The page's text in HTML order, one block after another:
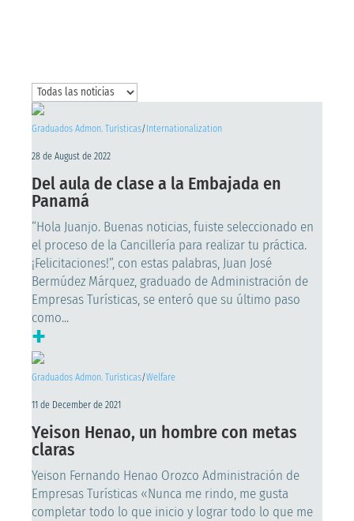
Graduados Admon. Turísticas/ Internationalization
28 de August de 2022
Del aula de clase a la Embajada en
Panamá
“Hola Juanjo. Buenas noticias, fuiste seleccionado en
el proceso de la Cancillería para realizar tu práctica.
¡Felicitaciones!”, con estas palabras, Juan José
Bermúdez Márquez, graduado de Administración de
Empresas Turísticas, se enteró que su último paso
como...
+
Graduados Admon. Turísticas/Welfare
11 de December de 2021
Yeison Henao, un hombre con metas
claras
Yeison Fernando Henao Orozco Administración de
Empresas Turísticas «Nunca me rindo, me gusta
completar todo lo que inicio y lograr todo lo que me